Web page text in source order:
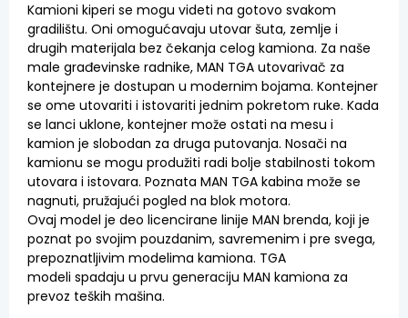
Kamioni kiperi se mogu videti na gotovo svakom
gradilištu. Oni omogućavaju utovar šuta, zemlje i
drugih materijala bez čekanja celog kamiona. Za naše
male građevinske radnike, MAN TGA utovarivač za
kontejnere je dostupan u modernim bojama. Kontejner
se ome utovariti i istovariti jednim pokretom ruke. Kada
se lanci uklone, kontejner može ostati na mesu i
kamion je slobodan za druga putovanja. Nosači na
kamionu se mogu produžiti radi bolje stabilnosti tokom
utovara i istovara. Poznata MAN TGA kabina može se
nagnuti, pružajući pogled na blok motora.
Ovaj model je deo licencirane linije MAN brenda, koji je
poznat po svojim pouzdanim, savremenim i pre svega,
prepoznatljivim modelima kamiona. TGA
modeli spadaju u prvu generaciju MAN kamiona za
prevoz teških mašina.